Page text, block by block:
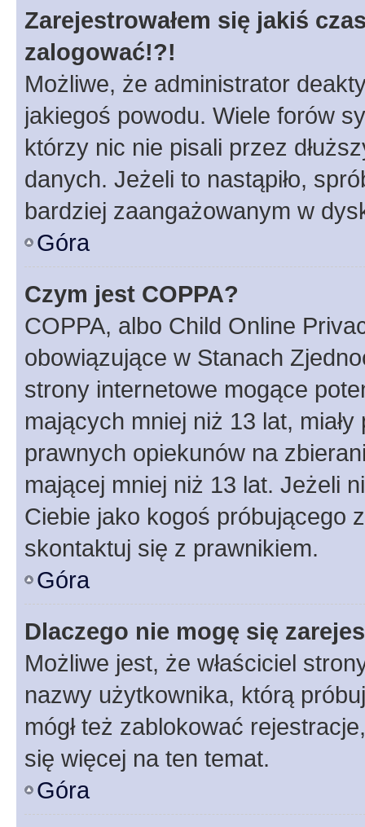
Zarejestrowałem się jakiś
zalogować!?!
Możliwe, że administrator
jakiegoś powodu. Wiele forów
którzy nic nie pisali przez
danych. Jeżeli to nastąpiło,
bardziej zaangażowanym w
Góra
Czym jest COPPA?
COPPA, albo Child Online
obowiązujące w Stanach
strony internetowe mogące
mających mniej niż 13 lat,
prawnych opiekunów na
mającej mniej niż 13 lat. Jeżeli
Ciebie jako kogoś próbującego
skontaktuj się z prawnikiem.
Góra
Dlaczego nie mogę się
Możliwe jest, że właściciel
nazwy użytkownika, którą
mógł też zablokować
się więcej na ten temat.
Góra